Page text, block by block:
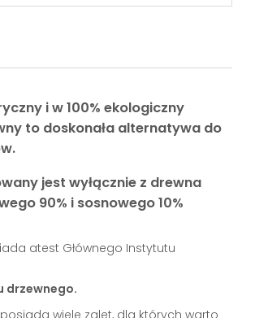
i w 100% ekologiczny
to doskonała alternatywa do
jest wyłącznie z drewna
90% i sosnowego 10%
atest Głównego Instytutu
drzewnego.